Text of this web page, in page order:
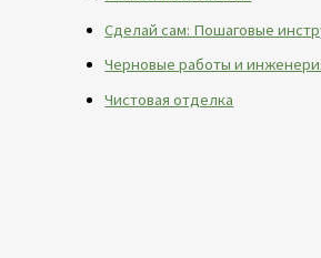
Сделай сам: Пошаговые
Черновые работы и
Чистовая отделка